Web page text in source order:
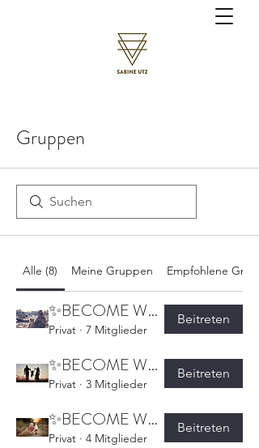
Gruppen
Alle (8) Meine Gruppen Empfohlene
✨BECOME WHO YOU ARE✨ - Parentifizierung auflösen
Privat · 7 Mitglieder
Beitreten
✨BECOME WHO YOU ARE✨ - Bindungswunden
Privat · 3 Mitglieder
Beitreten
✨BECOME WHO YOU ARE✨ - Geschwisterrivalität
Privat · 4 Mitglieder
Beitreten